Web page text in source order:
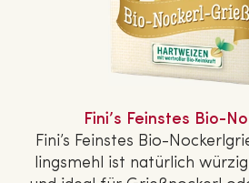
Fini’s Feinstes Bio-
Fini’s Feinstes Bio-
lings­mehl ist natürlich würzig